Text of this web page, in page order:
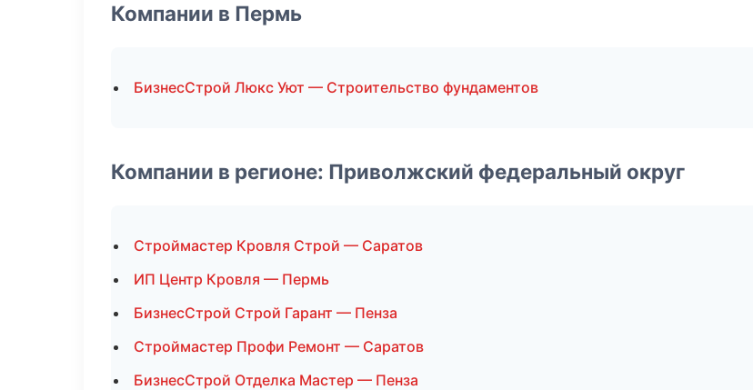
Компании в Пермь
БизнесСтрой Люкс Уют — Строительство фундаментов
Компании в регионе: Приволжский федеральный округ
Строймастер Кровля Строй — Саратов
ИП Центр Кровля — Пермь
БизнесСтрой Строй Гарант — Пенза
Строймастер Профи Ремонт — Саратов
БизнесСтрой Отделка Мастер — Пенза